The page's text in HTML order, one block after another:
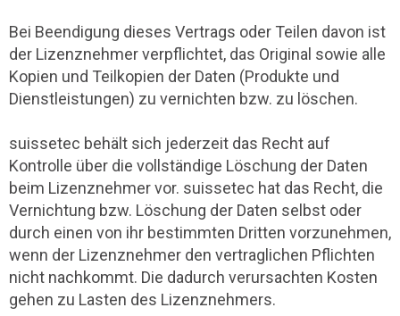
Bei Beendigung dieses Vertrags oder Teilen davon ist
der Lizenznehmer verpflichtet, das Original sowie alle
Kopien und Teilkopien der Daten (Produkte und
Dienstleistungen) zu vernichten bzw. zu löschen.
suissetec behält sich jederzeit das Recht auf
Kontrolle über die vollständige Löschung der Daten
beim Lizenznehmer vor. suissetec hat das Recht, die
Vernichtung bzw. Löschung der Daten selbst oder
durch einen von ihr bestimmten Dritten vorzunehmen,
wenn der Lizenznehmer den vertraglichen Pflichten
nicht nachkommt. Die dadurch verursachten Kosten
gehen zu Lasten des Lizenznehmers.